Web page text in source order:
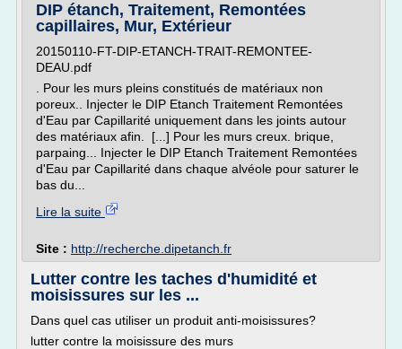
DIP étanch, Traitement, Remontées
capillaires, Mur, Extérieur
20150110-FT-DIP-ETANCH-TRAIT-REMONTEE-
DEAU.pdf
. Pour les murs pleins constitués de matériaux non
poreux.. Injecter le DIP Etanch Traitement Remontées
d'Eau par Capillarité uniquement dans les joints autour
des matériaux afin. [...] Pour les murs creux. brique,
parpaing... Injecter le DIP Etanch Traitement Remontées
d'Eau par Capillarité dans chaque alvéole pour saturer le
bas du...
Lire la suite
Site : http://recherche.dipetanch.fr
Lutter contre les taches d'humidité et
moisissures sur les ...
Dans quel cas utiliser un produit anti-moisissures?
lutter contre la moisissure des murs